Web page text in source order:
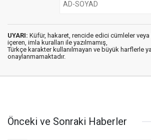
UYARI: Küfür, hakaret, rencide edici cümleler veya
içeren, imla kuralları ile yazılmamış,
Türkçe karakter kullanılmayan ve büyük harflerle
onaylanmamaktadır.
Önceki ve Sonraki Haberler